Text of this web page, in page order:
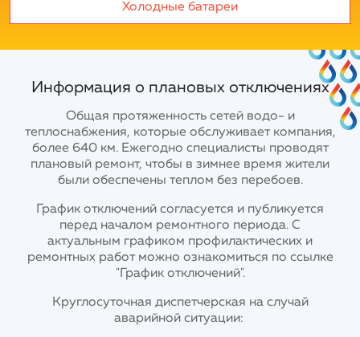
Холодные батареи
Информация о плановых отключениях
Общая протяженность сетей водо- и
теплоснабжения, которые обслуживает компания,
более 640 км. Ежегодно специалисты проводят
плановый ремонт, чтобы в зимнее время жители
были обеспечены теплом без перебоев.
График отключений согласуется и публикуется
перед началом ремонтного периода. С
актуальным графиком профилактических и
ремонтных работ можно ознакомиться по ссылке
"График отключений".
Круглосуточная диспетчерская на случай
аварийной ситуации: